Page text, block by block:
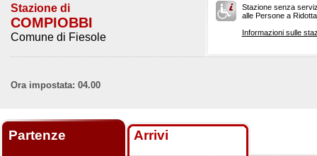
Stazione di
COMPIOBBI
Comune di Fiesole
Stazione senza
alle Persone a
Informazioni sulle
Ora impostata: 04.00
Partenze Arrivi